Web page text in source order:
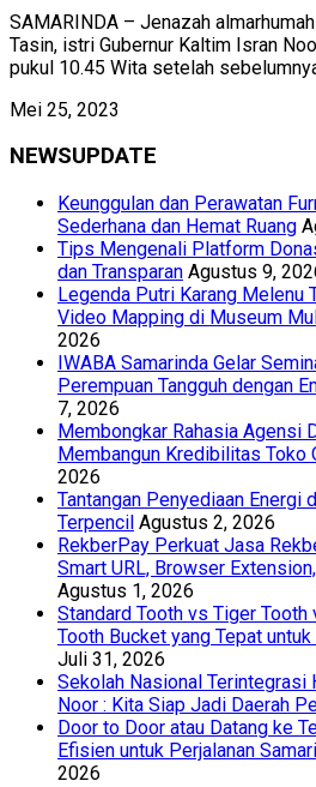
SAMARINDA – Jenazah
Tasin, istri Gubernur Kaltim Isran
pukul 10.45 Wita setelah
Mei 25, 2023
NEWSUPDATE
Keunggulan dan Perawatan
Sederhana dan Hemat Ruang
Tips Mengenali Platform
dan Transparan Agustus 9,
Legenda Putri Karang Melenu
Video Mapping di Museum
2026
IWABA Samarinda Gelar
Perempuan Tangguh dengan
7, 2026
Membongkar Rahasia Agensi
Membangun Kredibilitas Toko
2026
Tantangan Penyediaan Energi
Terpencil Agustus 2, 2026
RekberPay Perkuat Jasa
Smart URL, Browser
Agustus 1, 2026
Standard Tooth vs Tiger Tooth
Tooth Bucket yang Tepat
Juli 31, 2026
Sekolah Nasional Terintegrasi
Noor : Kita Siap Jadi Daerah
Door to Door atau Datang ke
Efisien untuk Perjalanan
2026